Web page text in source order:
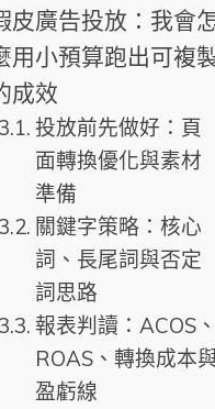
皮廣告投放：我會
用小預算跑出可複
成效
投放前先做好：頁
面轉換優化與素材
準備
關鍵字策略：核心
詞、長尾詞與否定
詞思路
報表判讀：ACOS、
ROAS、轉換成本
盈虧線